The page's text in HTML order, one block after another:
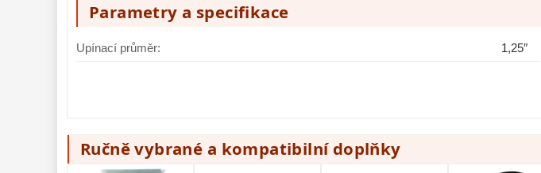
Parametry a specifikace
Upínací průměr: 1,25″
Ručně vybrané a kompatibilní doplňky